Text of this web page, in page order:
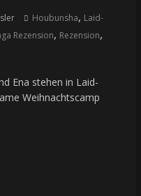
Houbunsha, Laid-
Rezension, Rezension,
Ena stehen in Laid-
Weihnachtscamp